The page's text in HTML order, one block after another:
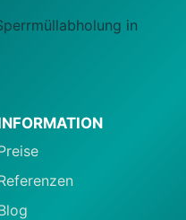
in